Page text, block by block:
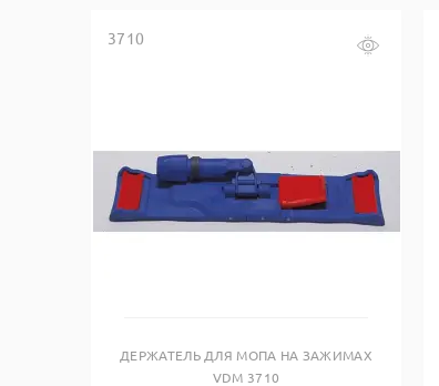
3710
ДЕРЖАТЕЛЬ ДЛЯ МОПА НА ЗАЖИМАХ
VDM 3710